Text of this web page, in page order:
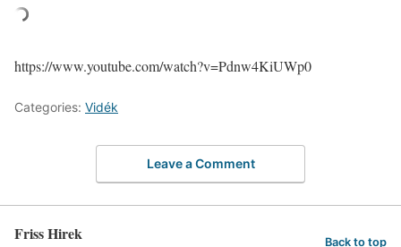
https://www.youtube.com/watch?v=Pdnw4KiUWp0
Categories: Vidék
Leave a Comment
Friss Hirek Back to top